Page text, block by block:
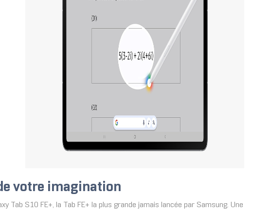
votre imagination
Tab S10 FE+, la Tab FE+ la plus grande jamais lancée par Samsung. Une